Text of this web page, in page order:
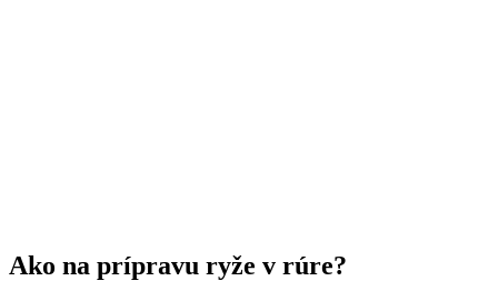
Ako na prípravu ryže v rúre?